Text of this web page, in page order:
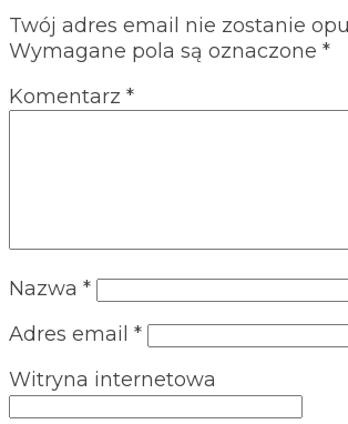
Twój adres email nie zostanie
Wymagane pola są oznaczone *
Komentarz *
Nazwa *
Adres email *
Witryna internetowa